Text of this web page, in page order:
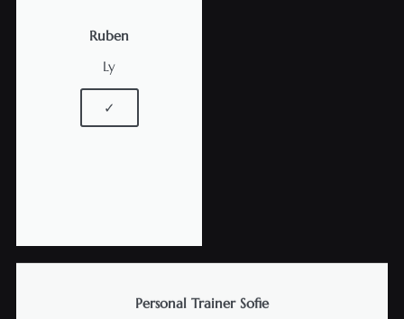
Ruben
Ly
✓
Personal Trainer Sofie